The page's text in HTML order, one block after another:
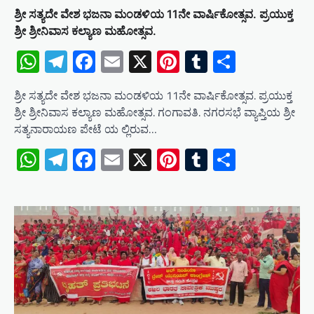
ಶ್ರೀ ಸತ್ಯದೇ ವೇಶ ಭಜನಾ ಮಂಡಳಿಯ 11ನೇ ವಾರ್ಷಿಕೋತ್ಸವ. ಪ್ರಯುಕ್ತ
ಶ್ರೀ ಶ್ರೀನಿವಾಸ ಕಲ್ಯಾಣ ಮಹೋತ್ಸವ.
WhatsApp
Telegram
Facebook
Email
X Pinterest
Tumblr
ಶ್ರೀ ಸತ್ಯದೇ ವೇಶ ಭಜನಾ ಮಂಡಳಿಯ 11ನೇ ವಾರ್ಷಿಕೋತ್ಸವ. ಪ್ರಯುಕ್ತ
ಶ್ರೀ ಶ್ರೀನಿವಾಸ ಕಲ್ಯಾಣ ಮಹೋತ್ಸವ. ಗಂಗಾವತಿ. ನಗರಸಭೆ ವ್ಯಾಪ್ತಿಯ ಶ್ರೀ
ಸತ್ಯನಾರಾಯಣ ಪೇಟೆ ಯ ಲ್ಲಿರುವ…
WhatsApp
Telegram
Facebook
Email
X Pinterest
Tumblr